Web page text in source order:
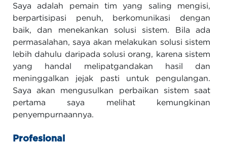
Saya adalah pemain tim yang saling mengisi,
berpartisipasi penuh, berkomunikasi dengan
baik, dan menekankan solusi sistem. Bila ada
permasalahan, saya akan melakukan solusi sistem
lebih dahulu daripada solusi orang, karena sistem
yang handal melipatgandakan hasil dan
meninggalkan jejak pasti untuk pengulangan.
Saya akan mengusulkan perbaikan sistem saat
pertama saya melihat kemungkinan
penyempurnaannya.
Profesional